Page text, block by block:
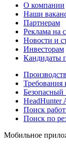
О компании
Наши
Партнерам
Реклама на
Новости и
Инвесторам
Кандидаты
Безопасный
HeadHunter
Поиск
Поиск по
Мобильное